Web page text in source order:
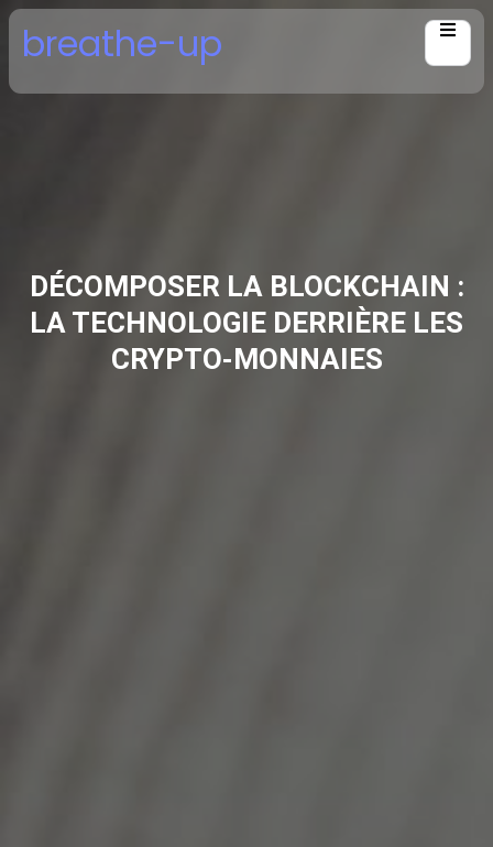
Skip
content
breathe-up
DÉCOMPOSER LA BLOCKCHAIN :
LA TECHNOLOGIE DERRIÈRE LES
CRYPTO-MONNAIES